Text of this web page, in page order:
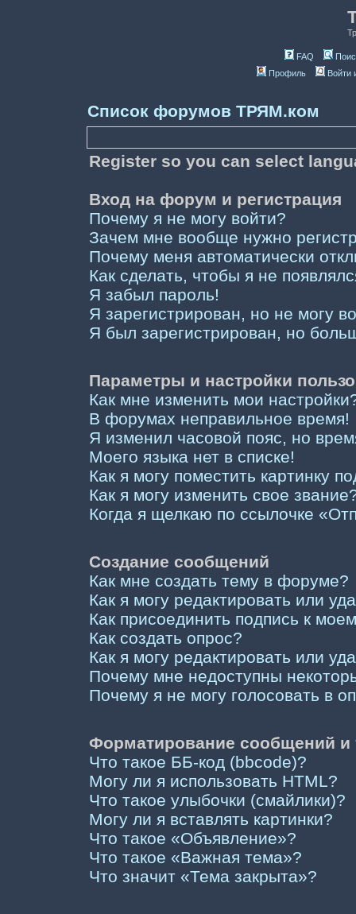
FAQ
Профиль
Войти
Список форумов ТРЯМ.ком
Register so you can select
Вход на форум и регистрация
Почему я не могу войти?
Зачем мне вообще нужно
Почему меня автоматически
Как сделать, чтобы я не
Я забыл пароль!
Я зарегистрирован, но не могу
Я был зарегистрирован, но
Параметры и настройки
Как мне изменить мои
В форумах неправильное время!
Я изменил часовой пояс, но
Моего языка нет в списке!
Как я могу поместить картинку
Как я могу изменить свое
Когда я щелкаю по ссылочке
Создание сообщений
Как мне создать тему в форуме?
Как я могу редактировать или
Как присоединить подпись к
Как создать опрос?
Как я могу редактировать или
Почему мне недоступны
Почему я не могу голосовать в
Форматирование сообщений
Что такое ББ-код (bbcode)?
Могу ли я использовать HTML?
Что такое улыбочки (смайлики)?
Могу ли я вставлять картинки?
Что такое «Объявление»?
Что такое «Важная тема»?
Что значит «Тема закрыта»?